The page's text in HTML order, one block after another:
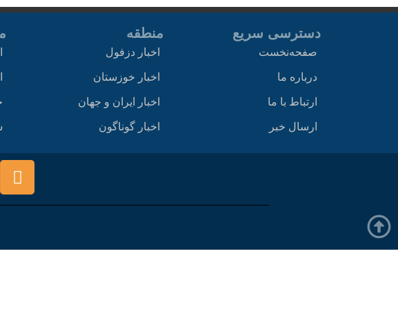
دسترسی سریع
صفحه‌نخست
درباره ما
ارتباط با ما
ارسال خبر
منطقه
اخبار دزفول
اخبار خوزستان
اخبار ایران و جهان
اخبار گوناگون